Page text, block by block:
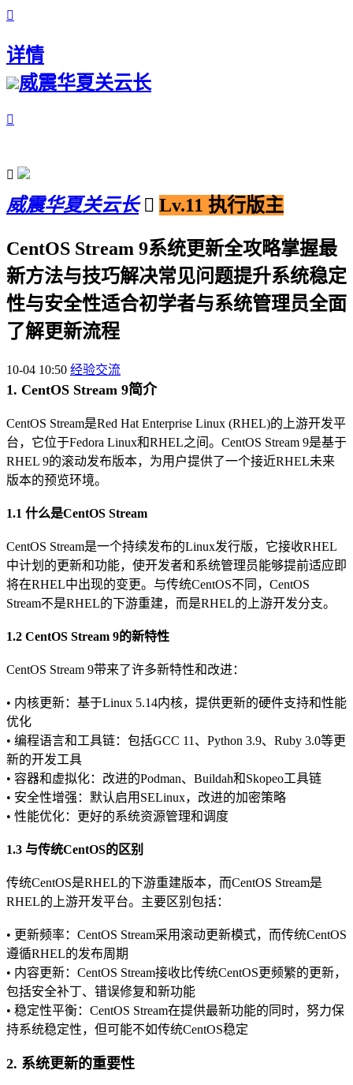

详情
威震华夏关云长


威震华夏关云长  Lv.11 执行版主
CentOS Stream 9系统更新全攻略掌握最
新方法与技巧解决常见问题提升系统稳定
性与安全性适合初学者与系统管理员全面
了解更新流程
10-04 10:50 经验交流
1. CentOS Stream 9简介
CentOS Stream是Red Hat Enterprise Linux (RHEL)的上游开发平
台，它位于Fedora Linux和RHEL之间。CentOS Stream 9是基于
RHEL 9的滚动发布版本，为用户提供了一个接近RHEL未来
版本的预览环境。
1.1 什么是CentOS Stream
CentOS Stream是一个持续发布的Linux发行版，它接收RHEL
中计划的更新和功能，使开发者和系统管理员能够提前适应即
将在RHEL中出现的变更。与传统CentOS不同，CentOS
Stream不是RHEL的下游重建，而是RHEL的上游开发分支。
1.2 CentOS Stream 9的新特性
CentOS Stream 9带来了许多新特性和改进：
• 内核更新：基于Linux 5.14内核，提供更新的硬件支持和性能
优化
• 编程语言和工具链：包括GCC 11、Python 3.9、Ruby 3.0等更
新的开发工具
• 容器和虚拟化：改进的Podman、Buildah和Skopeo工具链
• 安全性增强：默认启用SELinux，改进的加密策略
• 性能优化：更好的系统资源管理和调度
1.3 与传统CentOS的区别
传统CentOS是RHEL的下游重建版本，而CentOS Stream是
RHEL的上游开发平台。主要区别包括：
• 更新频率：CentOS Stream采用滚动更新模式，而传统CentOS
遵循RHEL的发布周期
• 内容更新：CentOS Stream接收比传统CentOS更频繁的更新，
包括安全补丁、错误修复和新功能
• 稳定性平衡：CentOS Stream在提供最新功能的同时，努力保
持系统稳定性，但可能不如传统CentOS稳定
2. 系统更新的重要性